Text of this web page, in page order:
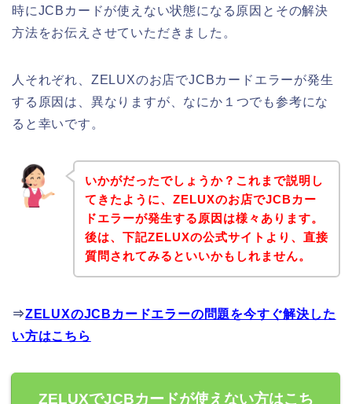
時にJCBカードが使えない状態になる原因とその解決
方法をお伝えさせていただきました。
人それぞれ、ZELUXのお店でJCBカードエラーが発生
する原因は、異なりますが、なにか１つでも参考にな
ると幸いです。
いかがだったでしょうか？これまで説明し
てきたように、ZELUXのお店でJCBカー
ドエラーが発生する原因は様々あります。
後は、下記ZELUXの公式サイトより、直接
質問されてみるといいかもしれません。
⇒ZELUXのJCBカードエラーの問題を今すぐ解決した
い方はこちら
ZELUXでJCBカードが使えない方はこち